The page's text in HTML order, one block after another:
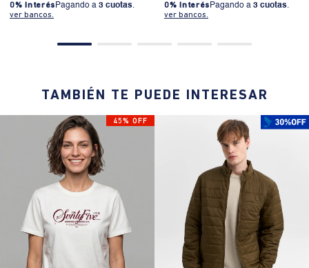
0% Interés Pagando a 3 cuotas.
ver bancos.
0% Interés Pagando a 3 cuotas.
ver bancos.
TAMBIÉN TE PUEDE INTERESAR
45% OFF